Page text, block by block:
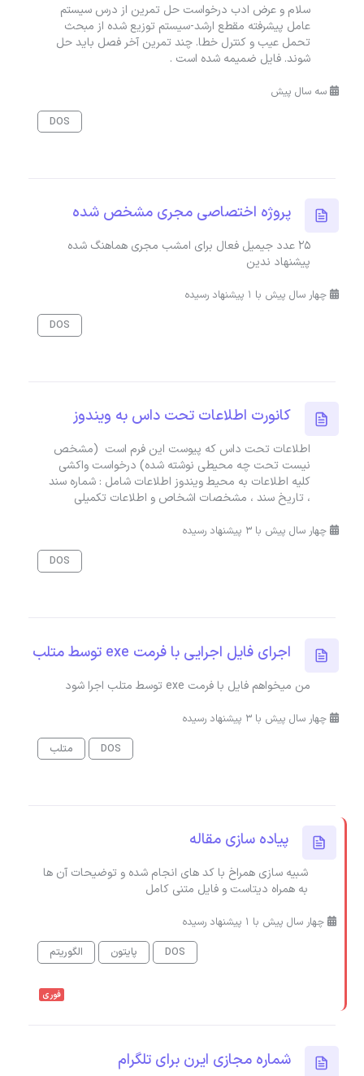
سلام و عرض ادب درخواست حل تمرین از درس سیستم
عامل پیشرفته مقطع ارشد-سیستم توزیع شده از مبحث
تحمل عیب و کنترل خطا. چند تمرین آخر فصل باید حل
شوند. فایل ضمیمه شده است .
سه سال پیش
DOS
پروژه اختصاصی مجری مشخص شده
۲۵ عدد جیمیل فعال برای امشب مجری هماهنگ شده
پیشنهاد ندین
چهار سال پیش با 1 پیشنهاد رسیده
DOS
کانورت اطلاعات تحت داس به ویندوز
اطلاعات تحت داس که پیوست این فرم است (مشخص
نیست تحت چه محیطی نوشته شده) درخواست واکشی
کلیه اطلاعات به محیط ویندوز اطلاعات شامل : شماره سند
، تاریخ سند ، مشخصات اشخاص و اطلاعات تکمیلی
چهار سال پیش با 3 پیشنهاد رسیده
DOS
اجرای فایل اجرایی با فرمت exe توسط متلب
من میخواهم فایل با فرمت exe توسط متلب اجرا شود
چهار سال پیش با 3 پیشنهاد رسیده
DOS
متلب
پیاده سازی مقاله
شبیه سازی همراخ با کد های انجام شده و توضیحات آن ها
به همراه دیتاست و فایل متنی کامل
چهار سال پیش با 1 پیشنهاد رسیده
DOS
پایتون الگوریتم
فوری
شماره مجازی ایرن برای تلگرام